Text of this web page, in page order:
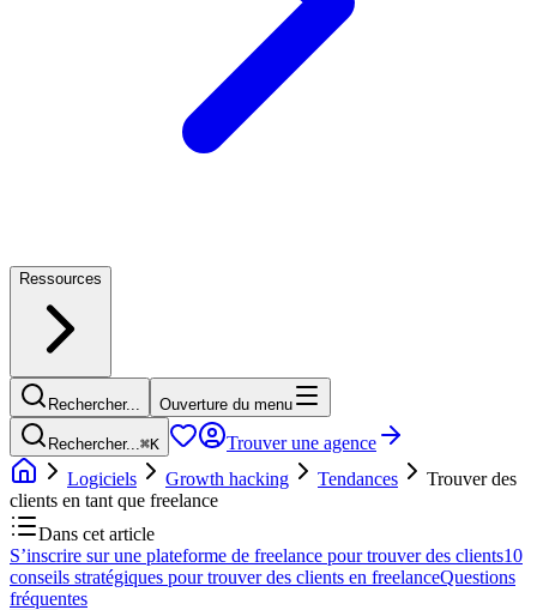
Ressources
Rechercher... Ouverture du menu
Rechercher...⌘K
Trouver une agence
Logiciels
Growth hacking Tendances
Trouver des
clients en tant que freelance
Dans cet article
S’inscrire sur une plateforme de freelance pour trouver des clients10
conseils stratégiques pour trouver des clients en freelanceQuestions
fréquentes